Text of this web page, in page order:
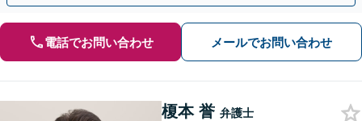
電話でお問い合わせ メールでお問い合わせ
榎本 誉 弁護士